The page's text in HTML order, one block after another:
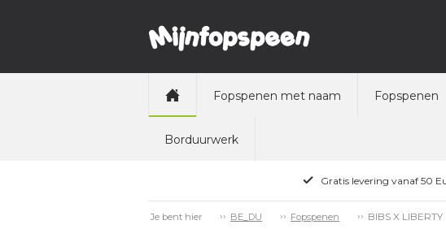
Fopspenen met naam Fopspenen
Borduurwerk
Gratis levering vanaf 50
Je bent hier BE_DU Fopspenen BIBS X